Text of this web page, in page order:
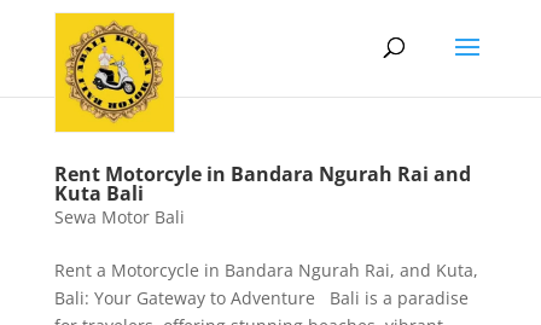
Rent Motorcyle in Bandara Ngurah Rai and
Kuta Bali
Sewa Motor Bali
Rent a Motorcycle in Bandara Ngurah Rai, and Kuta,
Bali: Your Gateway to Adventure Bali is a paradise